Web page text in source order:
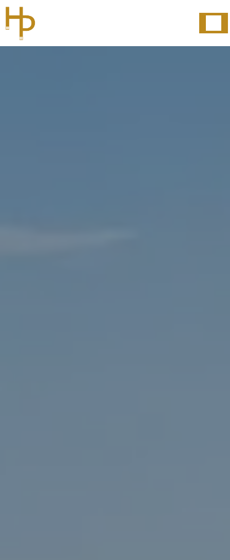
Panneau de gestion des cookies